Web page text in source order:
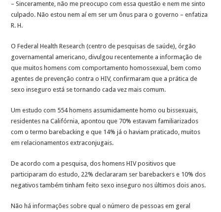
– Sinceramente, não me preocupo com essa questão e nem me sinto
culpado. Não estou nem aí em ser um ônus para o governo – enfatiza
R. H.
O Federal Health Research (centro de pesquisas de saúde), órgão
governamental americano, divulgou recentemente a informação de
que muitos homens com comportamento homossexual, bem como
agentes de prevenção contra o HIV, confirmaram que a prática de
sexo inseguro está se tornando cada vez mais comum.
Um estudo com 554 homens assumidamente homo ou bissexuais,
residentes na Califórnia, apontou que 70% estavam familiarizados
com o termo barebacking e que 14% já o haviam praticado, muitos
em relacionamentos extraconjugais.
De acordo com a pesquisa, dos homens HIV positivos que
participaram do estudo, 22% declararam ser barebackers e 10% dos
negativos também tinham feito sexo inseguro nos últimos dois anos.
Não há informações sobre qual o número de pessoas em geral